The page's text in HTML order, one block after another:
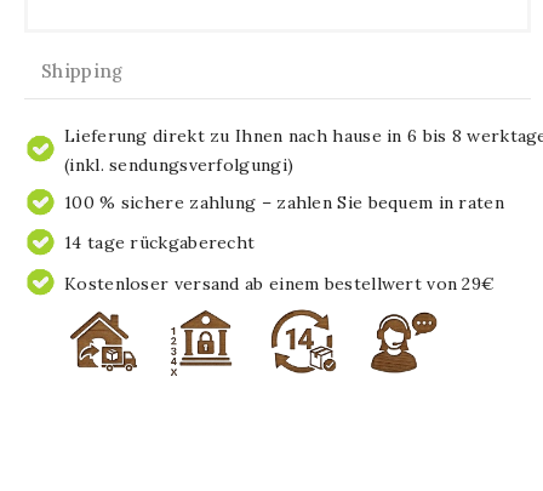
Shipping
Lieferung direkt zu Ihnen nach hause in 6 bis 8
(inkl. sendungsverfolgungi)
100 % sichere zahlung – zahlen Sie bequem in raten
14 tage rückgaberecht
Kostenloser versand ab einem bestellwert von 29€